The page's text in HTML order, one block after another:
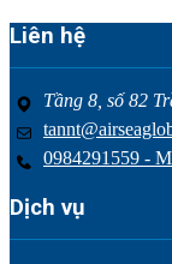
Liên hệ
Tầng 8, số 82
0984291559 -
Dịch vụ